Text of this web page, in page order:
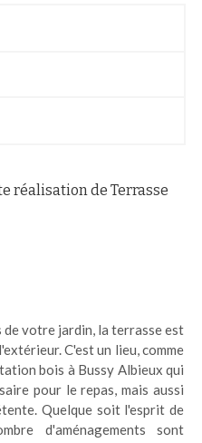
réalisation de Terrasse
de votre jardin, la terrasse est
C'est un lieu, comme
bois à Bussy Albieux qui
pour le repas, mais aussi
Quelque soit l'esprit de
d'aménagements sont